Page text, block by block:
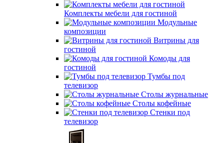
Комплекты мебели для гостиной
Модульные
композиции
Витрины для
гостиной
Комоды для
гостиной
Тумбы под
телевизор
Столы журнальные
Столы кофейные
Стенки под
телевизор